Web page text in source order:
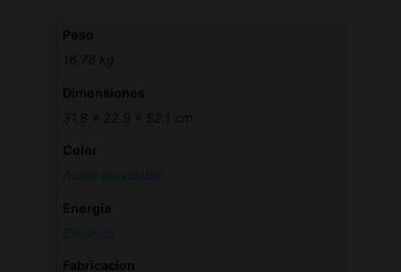
Acero inoxidable
Eléctrico